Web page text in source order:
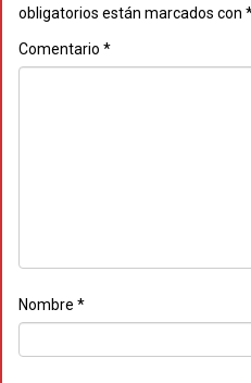
obligatorios están marcados con
Comentario *
Nombre *